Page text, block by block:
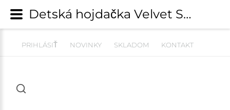
PRIHLÁSIŤ NOVINKY SKLADOM KONTAKT
Detská hojdačka Velvet Swing s operadlom - nebeská modrá | Štýlové hojdačky do detskej izby | detskestany.sk